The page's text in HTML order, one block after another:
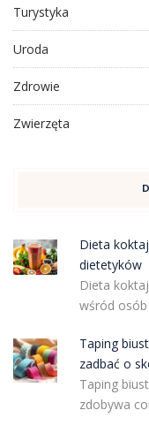
Turystyka
Uroda
Zdrowie
Zwierzęta
Dieta
dietetyków
Dieta
wśród
Taping
zadbać o
Taping
zdobywa